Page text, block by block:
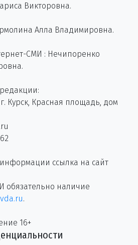
Викторовна.
Алла Владимировна.
СМИ : Нечипоренко
Курск, Красная площадь, дом
ссылка на сайт
обязательно наличие
.
16+